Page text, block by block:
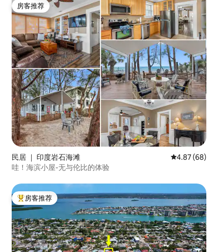
房客推荐
房客推荐
民居 ｜ 印度岩石海滩 平均评分 4.87
4.87 (68)
哇！海滨小屋-无与伦比的体验
热门「房客推荐」
房客推荐